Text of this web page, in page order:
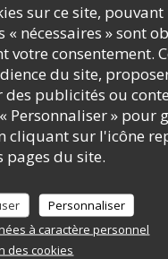
sur ce site,
nécessaires » sont
consentement.
du site,
des publicités ou
Personnaliser » pour
cliquant sur l'icône
pages du site.
Personnaliser
à caractère personnel
des cookies